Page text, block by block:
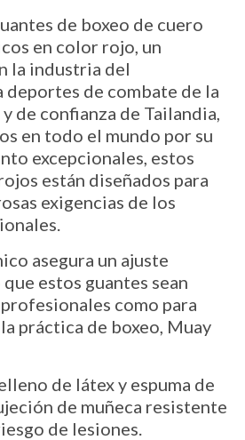
de boxeo de cuero
en color rojo, un
la industria del
deportes de combate de la
de confianza de Tailandia,
en todo el mundo por su
excepcionales, estos
están diseñados para
exigencias de los
asegura un ajuste
estos guantes sean
como para
práctica de boxeo, Muay
de látex y espuma de
de muñeca resistente
de lesiones.